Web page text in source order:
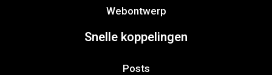
Webontwerp
Snelle koppelingen
Posts